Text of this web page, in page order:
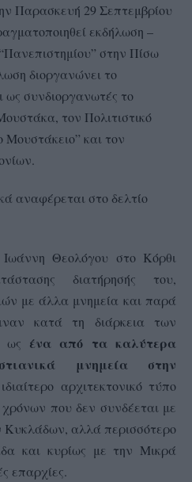
Παρασκευή 29 Σεπτεμβρίου
εκδήλωση –
στην Πίσω
διοργανώνει το
ως συνδιοργανωτές το
τον Πολιτιστικό
και τον
αναφέρεται στο δελτίο
Θεολόγου στο Κόρθι
διατήρησής του,
με άλλα μνημεία και παρά
κατά τη διάρκεια των
ως ένα από τα καλύτερα
μνημεία στην
αρχιτεκτονικό τύπο
που δεν συνδέεται με
Κυκλάδων, αλλά περισσότερο
και κυρίως με την Μικρά
επαρχίες.